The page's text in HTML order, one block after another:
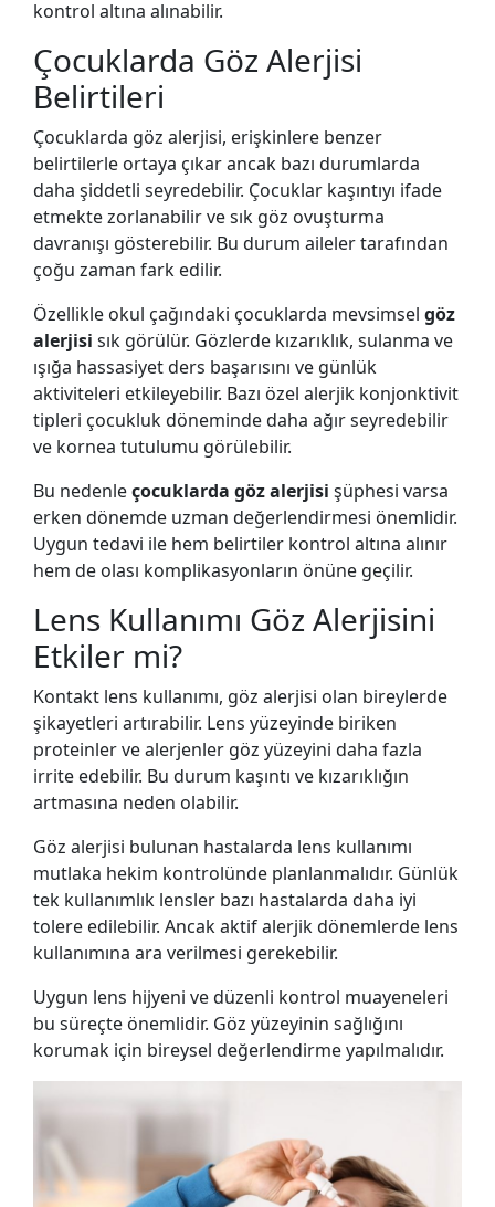
kontrol altına alınabilir.
Çocuklarda Göz Alerjisi
Belirtileri
Çocuklarda göz alerjisi, erişkinlere benzer
belirtilerle ortaya çıkar ancak bazı durumlarda
daha şiddetli seyredebilir. Çocuklar kaşıntıyı ifade
etmekte zorlanabilir ve sık göz ovuşturma
davranışı gösterebilir. Bu durum aileler tarafından
çoğu zaman fark edilir.
Özellikle okul çağındaki çocuklarda mevsimsel göz
alerjisi sık görülür. Gözlerde kızarıklık, sulanma ve
ışığa hassasiyet ders başarısını ve günlük
aktiviteleri etkileyebilir. Bazı özel alerjik konjonktivit
tipleri çocukluk döneminde daha ağır seyredebilir
ve kornea tutulumu görülebilir.
Bu nedenleçocuklarda göz alerjisi şüphesi varsa
erken dönemde uzman değerlendirmesi önemlidir.
Uygun tedavi ile hem belirtiler kontrol altına alınır
hem de olası komplikasyonların önüne geçilir.
Lens Kullanımı Göz Alerjisini
Etkiler mi?
Kontakt lens kullanımı, göz alerjisi olan bireylerde
şikayetleri artırabilir. Lens yüzeyinde biriken
proteinler ve alerjenler göz yüzeyini daha fazla
irrite edebilir. Bu durum kaşıntı ve kızarıklığın
artmasına neden olabilir.
Göz alerjisi bulunan hastalarda lens kullanımı
mutlaka hekim kontrolünde planlanmalıdır. Günlük
tek kullanımlık lensler bazı hastalarda daha iyi
tolere edilebilir. Ancak aktif alerjik dönemlerde lens
kullanımına ara verilmesi gerekebilir.
Uygun lens hijyeni ve düzenli kontrol muayeneleri
bu süreçte önemlidir. Göz yüzeyinin sağlığını
korumak için bireysel değerlendirme yapılmalıdır.